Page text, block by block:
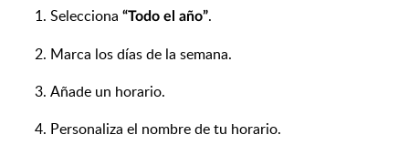
Selecciona “Todo el año”.
Marca los días de la semana.
Añade un horario.
Personaliza el nombre de tu horario.